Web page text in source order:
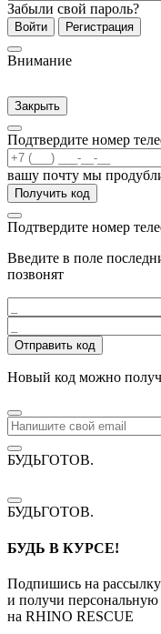
Забыли свой пароль?
Войти Регистрация
Внимание
Закрыть
Подтвердите номер
вашу почту мы
Получить код
Подтвердите номер
Введите в поле
позвонят
Отправить код
Новый код можно
БУДЬГОТОВ.
БУДЬГОТОВ.
БУДЬ В КУРСЕ!
Подпишись на рассылку
и получи персональную
на RHINO RESCUE